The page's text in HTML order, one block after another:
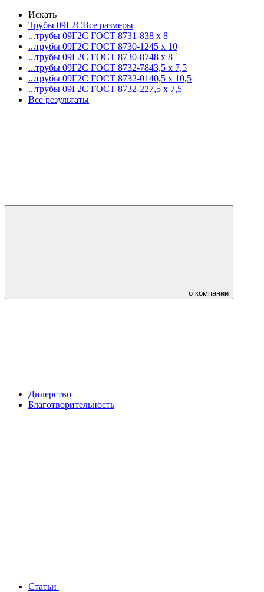
Искать
Трубы 09Г2СВсе размеры
...трубы 09Г2С ГОСТ 8731-838 x 8
...трубы 09Г2С ГОСТ 8730-1245 x 10
...трубы 09Г2С ГОСТ 8730-8748 x 8
...трубы 09Г2С ГОСТ 8732-7843,5 x 7,5
...трубы 09Г2С ГОСТ 8732-0140,5 x 10,5
...трубы 09Г2С ГОСТ 8732-227,5 x 7,5
Все результаты
о компании
Дилерство
Благотворительность
Статьи